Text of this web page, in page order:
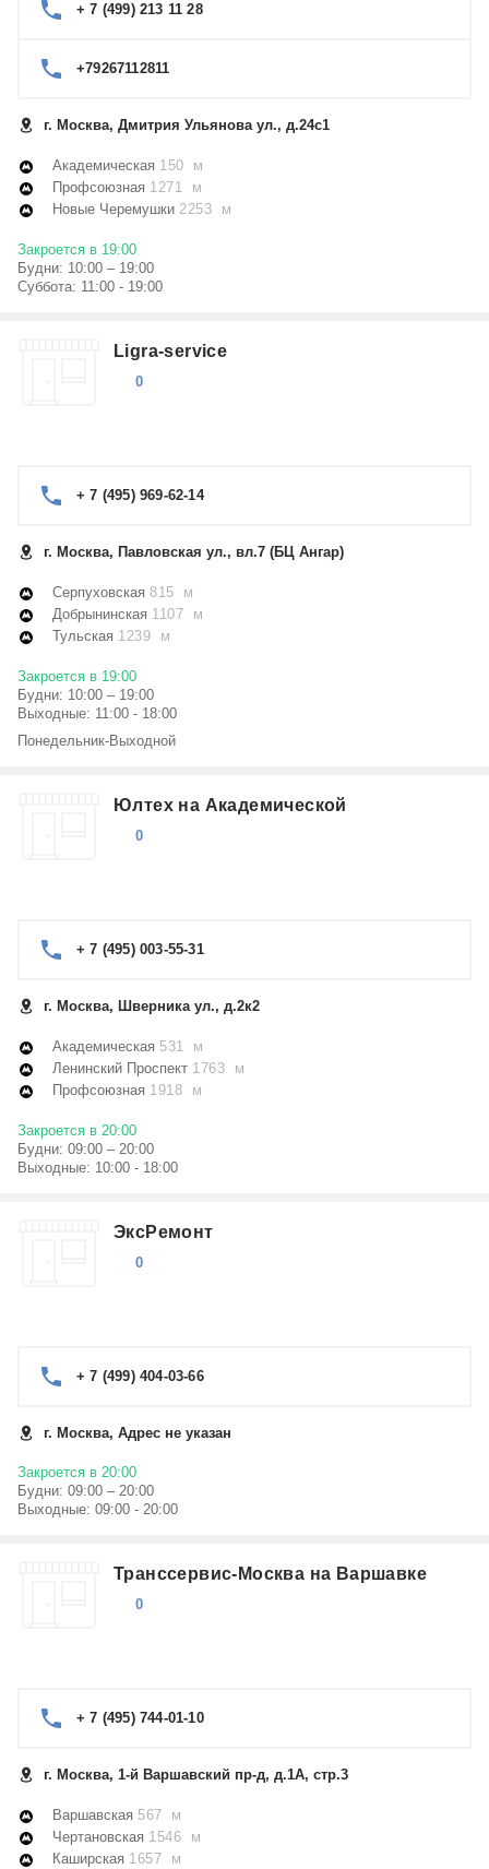
+ 7 (499) 213 11 28
+79267112811
г. Москва, Дмитрия Ульянова ул., д.24с1
Академическая 150 м
Профсоюзная 1271 м
Новые Черемушки 2253 м
Закроется в 19:00
Будни: 10:00 – 19:00
Суббота: 11:00 - 19:00
Ligra-service
0
+ 7 (495) 969-62-14
г. Москва, Павловская ул., вл.7 (БЦ Ангар)
Серпуховская 815 м
Добрынинская 1107 м
Тульская 1239 м
Закроется в 19:00
Будни: 10:00 – 19:00
Выходные: 11:00 - 18:00
Понедельник-Выходной
Юлтех на Академической
0
+ 7 (495) 003-55-31
г. Москва, Шверника ул., д.2к2
Академическая 531 м
Ленинский Проспект 1763 м
Профсоюзная 1918 м
Закроется в 20:00
Будни: 09:00 – 20:00
Выходные: 10:00 - 18:00
ЭксРемонт
0
+ 7 (499) 404-03-66
г. Москва, Адрес не указан
Закроется в 20:00
Будни: 09:00 – 20:00
Выходные: 09:00 - 20:00
Транссервис-Москва на Варшавке
0
+ 7 (495) 744-01-10
г. Москва, 1-й Варшавский пр-д, д.1А, стр.3
Варшавская 567 м
Чертановская 1546 м
Каширская 1657 м